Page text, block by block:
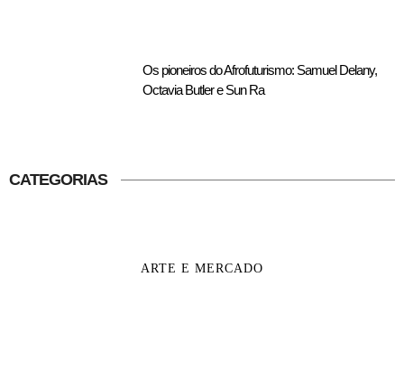
Os pioneiros do Afrofuturismo: Samuel Delany,
Octavia Butler e Sun Ra
CATEGORIAS
ARTE E MERCADO